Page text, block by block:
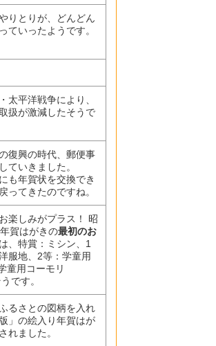
りとりが、どんどん
ていったようです。
太平洋戦争により、
扱が激減したそうで
復興の時代、郵便事
ていきました。
も年賀状を交換でき
ってきたのですね。
楽しみがプラス！ 昭
賀はがきの最初のお
は、特賞：ミシン、1
服地、2等：学童用
童用コーモリ
です。
るさとの図柄を入れ
」の絵入り年賀はが
れました。